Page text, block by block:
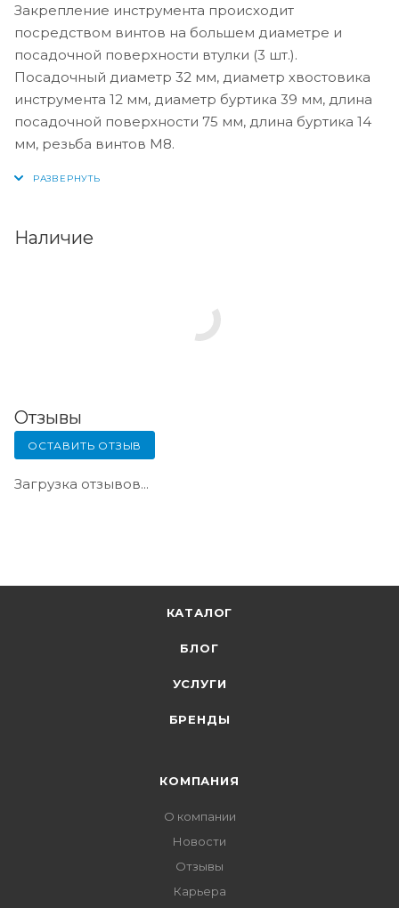
Закрепление инструмента происходит
посредством винтов на большем диаметре и
посадочной поверхности втулки (3 шт.).
Посадочный диаметр 32 мм, диаметр хвостовика
инструмента 12 мм, диаметр буртика 39 мм, длина
посадочной поверхности 75 мм, длина буртика 14
мм, резьба винтов М8.
Наличие
Отзывы
ОСТАВИТЬ ОТЗЫВ
Загрузка отзывов...
КАТАЛОГ
БЛОГ
УСЛУГИ
БРЕНДЫ
КОМПАНИЯ
О компании
Новости
Отзывы
Карьера